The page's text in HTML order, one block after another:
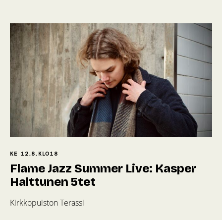
KE 12.8. KLO18
Flame Jazz Summer Live: Kasper
Halttunen 5tet
Kirkkopuiston Terassi